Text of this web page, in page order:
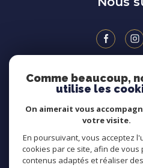
Comme beaucoup,
utilise les
On aimerait vous
votre visite.
En poursuivant, vous acceptez
cookies par ce site, afin de vous
contenus adaptés et réaliser